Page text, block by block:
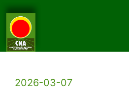
2026-03-07